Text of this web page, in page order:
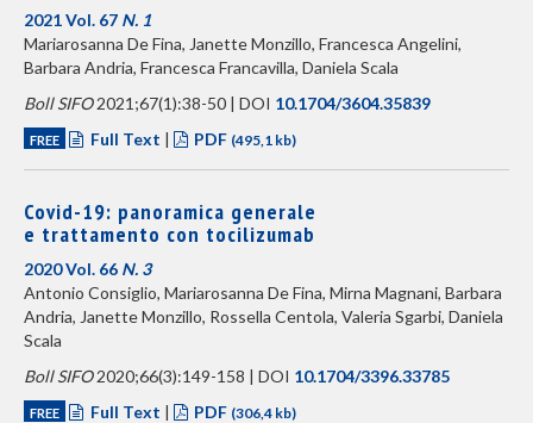
2021 Vol. 67 N. 1
Mariarosanna De Fina, Janette Monzillo, Francesca Angelini,
Barbara Andria, Francesca Francavilla, Daniela Scala
Boll SIFO2021;67(1):38-50 | DOI 10.1704/3604.35839
FREE Full Text | PDF (495,1 kb)
Covid-19: panoramica generale
e trattamento con tocilizumab
2020 Vol. 66 N. 3
Antonio Consiglio, Mariarosanna De Fina, Mirna Magnani, Barbara
Andria, Janette Monzillo, Rossella Centola, Valeria Sgarbi, Daniela
Scala
Boll SIFO2020;66(3):149-158 | DOI 10.1704/3396.33785
FREE Full Text | PDF (306,4 kb)